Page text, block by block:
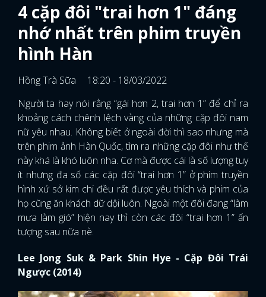
4 cặp đôi "trai hơn 1" đáng
nhớ nhất trên phim truyền
hình Hàn
Hồng Trà Sữa
18:20 - 18/03/2022
Người ta hay nói rằng “gái hơn 2, trai hơn 1” để chỉ ra
khoảng cách chênh lệch vàng của những cặp đôi nam
nữ yêu nhau. Không biết ở ngoài đời thì sao nhưng mà
trên phim ảnh Hàn Quốc, tìm ra những cặp đôi như thế
này khá là khó luôn nha. Cơ mà được cái là số lượng tuy
ít nhưng đa số các cặp đôi “trai hơn 1” ở phim truyền
hình xứ sở kim chi đều rất được yêu thích và phim của
họ cũng ăn khách dữ dội luôn. Ngoài một đôi đang “làm
mưa làm gió” hiện nay thì còn các đôi “trai hơn 1” ấn
tượng sau nữa nè.
Lee Jong Suk & Park Shin Hye - Cặp Đôi Trái
Ngược (2014)